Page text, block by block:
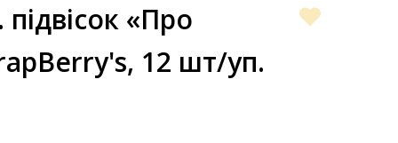
«Про
12 шт/уп.